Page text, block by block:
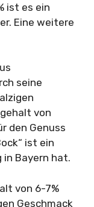
ist es ein
Eine weitere
seine
von
den Genuss
ist ein
in Bayern hat.
von 6-7%
Geschmack